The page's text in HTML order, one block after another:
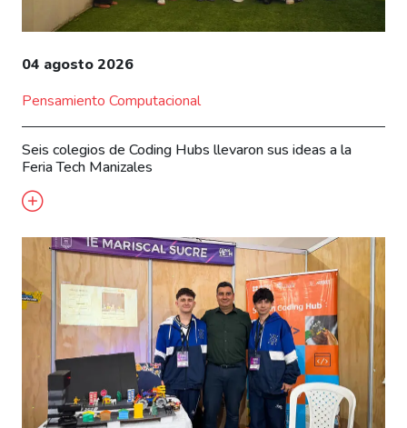
04 agosto 2026
Pensamiento Computacional
Seis colegios de Coding Hubs llevaron sus ideas a la
Feria Tech Manizales